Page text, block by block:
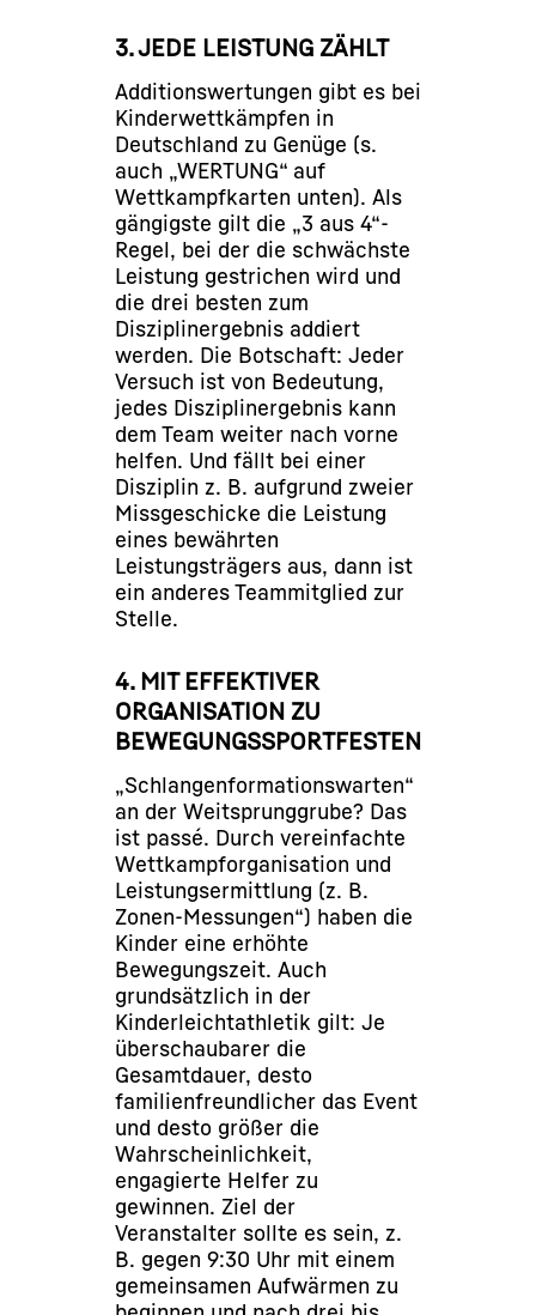
3. JEDE LEISTUNG ZÄHLT
Additionswertungen gibt es bei
Kinderwettkämpfen in
Deutschland zu Genüge (s.
auch „WERTUNG“ auf
Wettkampfkarten unten). Als
gängigste gilt die „3 aus 4“-
Regel, bei der die schwächste
Leistung gestrichen wird und
die drei besten zum
Disziplinergebnis addiert
werden. Die Botschaft: Jeder
Versuch ist von Bedeutung,
jedes Disziplinergebnis kann
dem Team weiter nach vorne
helfen. Und fällt bei einer
Disziplin z. B. aufgrund zweier
Missgeschicke die Leistung
eines bewährten
Leistungsträgers aus, dann ist
ein anderes Teammitglied zur
Stelle.
4. MIT EFFEKTIVER
ORGANISATION ZU
BEWEGUNGSSPORTFESTEN
„Schlangenformationswarten“
an der Weitsprunggrube? Das
ist passé. Durch vereinfachte
Wettkampforganisation und
Leistungsermittlung (z. B.
Zonen-Messungen“) haben die
Kinder eine erhöhte
Bewegungszeit. Auch
grundsätzlich in der
Kinderleichtathletik gilt: Je
überschaubarer die
Gesamtdauer, desto
familienfreundlicher das Event
und desto größer die
Wahrscheinlichkeit,
engagierte Helfer zu
gewinnen. Ziel der
Veranstalter sollte es sein, z.
B. gegen 9:30 Uhr mit einem
gemeinsamen Aufwärmen zu